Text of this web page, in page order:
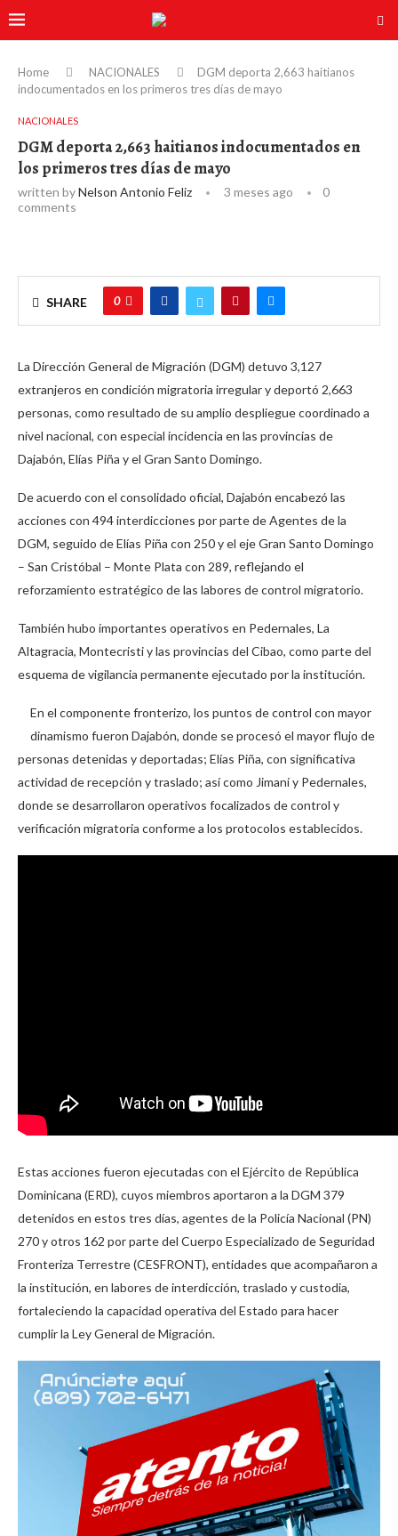
Home NACIONALES
DGM deporta 2,663 haitianos
indocumentados en los primeros tres días de mayo
NACIONALES
DGM deporta 2,663 haitianos indocumentados en
los primeros tres días de mayo
written byNelson Antonio Feliz 3 meses ago
0
comments
SHARE 0
La Dirección General de Migración (DGM) detuvo 3,127
extranjeros en condición migratoria irregular y deportó 2,663
personas, como resultado de su amplio despliegue coordinado a
nivel nacional, con especial incidencia en las provincias de
Dajabón, Elías Piña y el Gran Santo Domingo.
De acuerdo con el consolidado oficial, Dajabón encabezó las
acciones con 494 interdicciones por parte de Agentes de la
DGM, seguido de Elías Piña con 250 y el eje Gran Santo Domingo
– San Cristóbal – Monte Plata con 289, reflejando el
reforzamiento estratégico de las labores de control migratorio.
También hubo importantes operativos en Pedernales, La
Altagracia, Montecristi y las provincias del Cibao, como parte del
esquema de vigilancia permanente ejecutado por la institución.
En el componente fronterizo, los puntos de control con mayor
dinamismo fueron Dajabón, donde se procesó el mayor flujo de
personas detenidas y deportadas; Elías Piña, con significativa
actividad de recepción y traslado; así como Jimaní y Pedernales,
donde se desarrollaron operativos focalizados de control y
verificación migratoria conforme a los protocolos establecidos.
Estas acciones fueron ejecutadas con el Ejército de República
Dominicana (ERD), cuyos miembros aportaron a la DGM 379
detenidos en estos tres días, agentes de la Policía Nacional (PN)
270 y otros 162 por parte del Cuerpo Especializado de Seguridad
Fronteriza Terrestre (CESFRONT), entidades que acompañaron a
la institución, en labores de interdicción, traslado y custodia,
fortaleciendo la capacidad operativa del Estado para hacer
cumplir la Ley General de Migración.